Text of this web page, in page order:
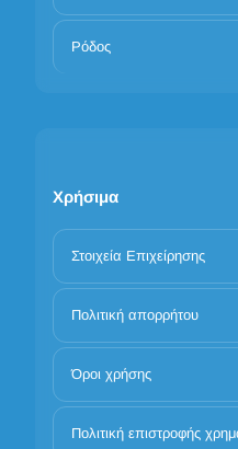
Ρόδος
Χρήσιμα
Στοιχεία Επιχείρησης
Πολιτική απορρήτου
Όροι χρήσης
Πολιτική επιστροφής